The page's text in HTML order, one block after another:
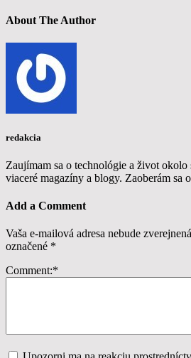
About The Author
redakcia
Zaujímam sa o technológie a život okolo
viaceré magazíny a blogy. Zaoberám sa
Add a Comment
Vaša e-mailová adresa nebude
označené *
Comment:*